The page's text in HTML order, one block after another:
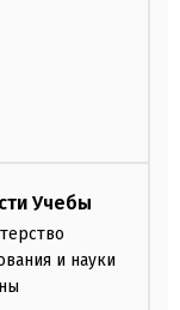
Учебы
и науки